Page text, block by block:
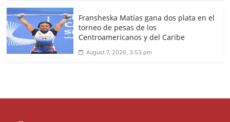
Fransheska Matías gana dos plata en el
torneo de pesas de los
Centroamericanos y del Caribe
August 7, 2026, 3:53 pm